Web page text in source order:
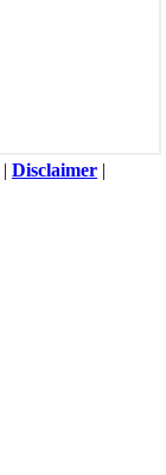
| Disclaimer |